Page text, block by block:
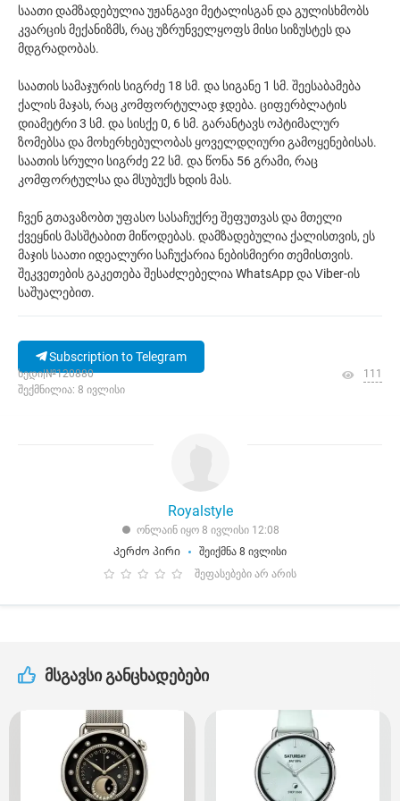
საათი დამზადებულია უჟანგავი მეტალისგან და გულისხმობს
კვარცის მექანიზმს, რაც უზრუნველყოფს მისი სიზუსტეს და
მდგრადობას.
საათის სამაჯურის სიგრძე 18 სმ. და სიგანე 1 სმ. შეესაბამება
ქალის მაჯას, რაც კომფორტულად ჯდება. ციფერბლატის
დიამეტრი 3 სმ. და სისქე 0, 6 სმ. გარანტავს ოპტიმალურ
ზომებსა და მოხერხებულობას ყოველდღიური გამოყენებისას.
საათის სრული სიგრძე 22 სმ. და წონა 56 გრამი, რაც
კომფორტულსა და მსუბუქს ხდის მას.
ჩვენ გთავაზობთ უფასო სასაჩუქრე შეფუთვას და მთელი
ქვეყნის მასშტაბით მიწოდებას. დამზადებულია ქალისთვის, ეს
მაჯის საათი იდეალური საჩუქარია ნებისმიერი თემისთვის.
შეკვეთების გაკეთება შესაძლებელია WhatsApp და Viber-ის
საშუალებით.
Subscription to Telegram
ხედი|№120880
შექმნილია: 8 ივლისი
111
Royalstyle
ონლაინ იყო 8 ივლისი 12:08
Კერძო პირი
შეიქმნა 8 ივლისი
შეფასებები არ არის
მსგავსი განცხადებები